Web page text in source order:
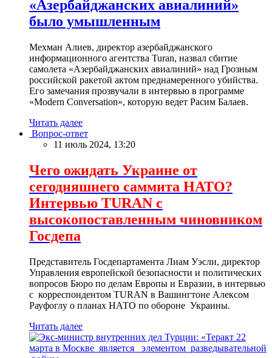
«Азербайджанских авиалиний»
было умышленным
Мехман Алиев, директор азербайджанского
информационного агентства Turan, назвал сбитие
самолета «Азербайджанских авиалиний» над Грозным
российской ракетой актом преднамеренного убийства.
Его замечания прозвучали в интервью в программе
«Modern Conversation», которую ведет Расим Балаев.
Читать далее
Вопрос-ответ
11 июль 2024, 13:20
Чего ожидать Украине от
сегодняшнего саммита НАТО?
Интервью TURAN с
высокопоставленным чиновником
Госдепа
Представитель Госдепартамента Лиам Уэсли, директор
Управления европейской безопасности и политических
вопросов Бюро по делам Европы и Евразии, в интервью
с корреспондентом TURAN в Вашингтоне Алексом
Рауфоглу о планах НАТО по обороне Украины.
Читать далее